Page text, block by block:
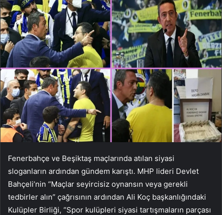
Fenerbahçe ve Beşiktaş maçlarında atılan siyasi
sloganların ardından gündem karıştı. MHP lideri Devlet
Bahçeli’nin “Maçlar seyircisiz oynansın veya gerekli
tedbirler alın” çağrısının ardından Ali Koç başkanlığındaki
Kulüpler Birliği, “Spor kulüpleri siyasi tartışmaların parçası